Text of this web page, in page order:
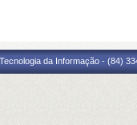
da Informação - (84)